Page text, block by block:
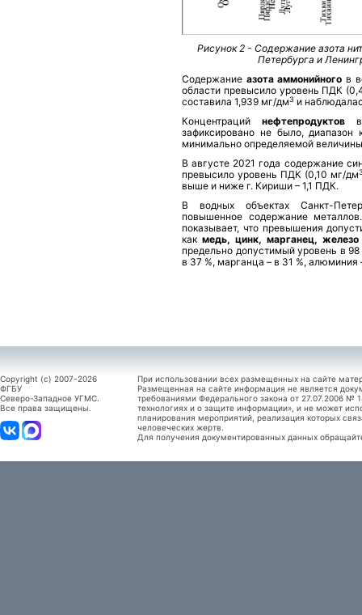
Рисунок 2 - Содержание азота
Петербурга и
Содержание азота аммонийного в
области превысило уровень ПДК
составила 1,939 мг/дм3 и
Концентраций нефтепродуктов
зафиксировано не было, диапазон
минимально определяемой
В августе 2021 года содержание
превысило уровень ПДК (0,10 мг/дм
выше и ниже г. Кириши – 1,1 ПДК.
В водных объектах Санкт-
повышенное содержание
показывает, что превышения
какмедь, цинк, марганец,
предельно допустимый уровень в
в 37 %, марганца – в 31 %, алюминия
Copyright (c) 2007-2026
ФГБУ
Северо-Западное УГМС.
Все права защищены.
При использовании всех размещенных на сайте
Размещенная на сайте информация не является
требованиями Федерального закона от 27.07.2006
технологиях и о защите информации», и не может
планирования мероприятий, реализация которых
человеческих жертв.
Для получения документированных данных